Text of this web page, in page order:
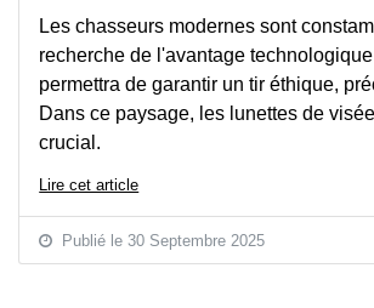
Les chasseurs modernes sont
recherche de l'avantage
permettra de garantir un tir éthique,
Dans ce paysage, les lunettes de
crucial.
Lire cet article
Publié le 30 Septembre 2025